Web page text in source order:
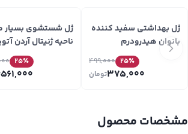
ژل بهداشتی سفید کننده
بانوان هیدرودرم
Hydroderm مدل Whita25٪ 499,000
375,000تومان
ژل شستشوی بسیار
ناحیه ژنیتال آردن
Ardene Atopia
25٪
561,000
مشخصات محصول